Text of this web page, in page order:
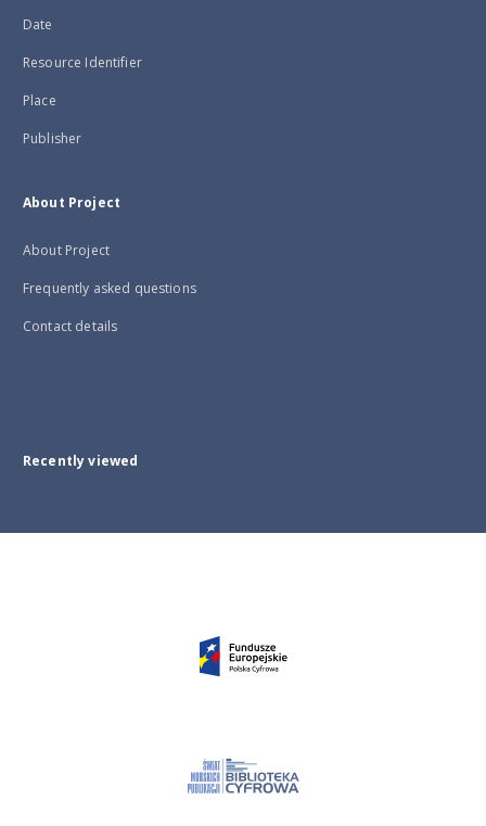
Date
Resource Identifier
Place
Publisher
About Project
About Project
Frequently asked questions
Contact details
Recently viewed